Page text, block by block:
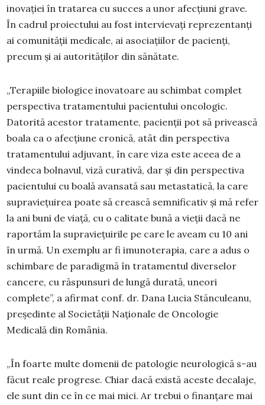
inovației în tratarea cu succes a unor afecțiuni grave.
În cadrul proiectului au fost intervievați reprezentanți
ai comunității medicale, ai asociațiilor de pacienți,
precum și ai autorităților din sănătate.
„Terapiile biologice inovatoare au schimbat complet
perspectiva tratamentului pacientului oncologic.
Datorită acestor tratamente, pacienții pot să privească
boala ca o afecțiune cronică, atât din perspectiva
tratamentului adjuvant, în care viza este aceea de a
vindeca bolnavul, viză curativă, dar și din perspectiva
pacientului cu boală avansată sau metastatică, la care
supraviețuirea poate să crească semnificativ și mă refer
la ani buni de viață, cu o calitate bună a vieții dacă ne
raportăm la supraviețuirile pe care le aveam cu 10 ani
în urmă. Un exemplu ar fi imunoterapia, care a adus o
schimbare de paradigmă în tratamentul diverselor
cancere, cu răspunsuri de lungă durată, uneori
complete”, a afirmat conf. dr. Dana Lucia Stănculeanu,
președinte al Societății Naționale de Oncologie
Medicală din România.
„În foarte multe domenii de patologie neurologică s-au
făcut reale progrese. Chiar dacă există aceste decalaje,
ele sunt din ce în ce mai mici. Ar trebui o finanțare mai